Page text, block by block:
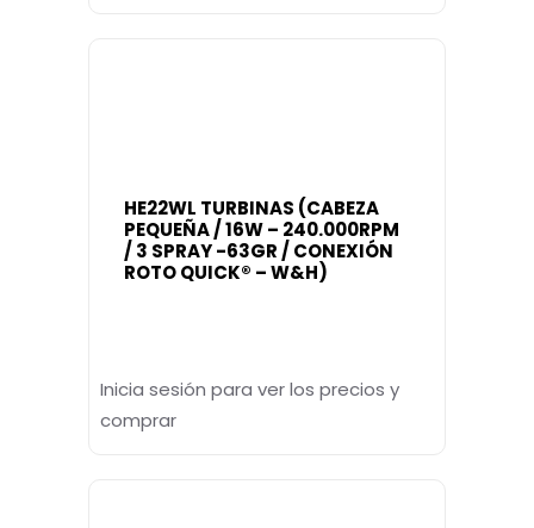
HE22WL TURBINAS (CABEZA
PEQUEÑA / 16W – 240.000RPM
/ 3 SPRAY -63GR / CONEXIÓN
ROTO QUICK® – W&H)
Inicia sesión para ver los precios y
comprar